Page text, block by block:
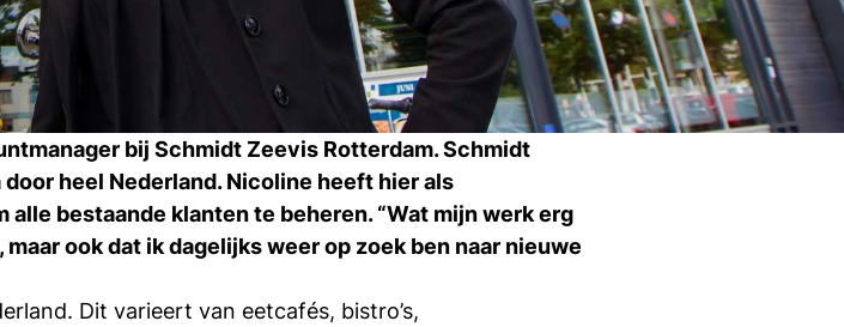
bij Schmidt Zeevis Rotterdam. Schmidt
heel Nederland. Nicoline heeft hier als
bestaande klanten te beheren. “Wat mijn werk erg
ook dat ik dagelijks weer op zoek ben naar nieuwe
Dit varieert van eetcafés, bistro’s,